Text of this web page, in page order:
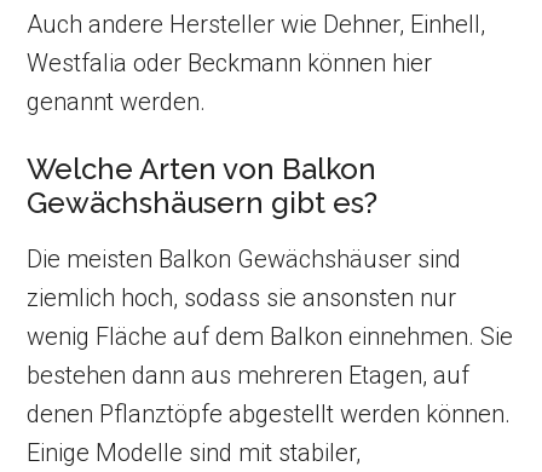
Auch andere Hersteller wie Dehner, Einhell,
Westfalia oder Beckmann können hier
genannt werden.
Welche Arten von Balkon
Gewächshäusern gibt es?
Die meisten Balkon Gewächshäuser sind
ziemlich hoch, sodass sie ansonsten nur
wenig Fläche auf dem Balkon einnehmen. Sie
bestehen dann aus mehreren Etagen, auf
denen Pflanztöpfe abgestellt werden können.
Einige Modelle sind mit stabiler,